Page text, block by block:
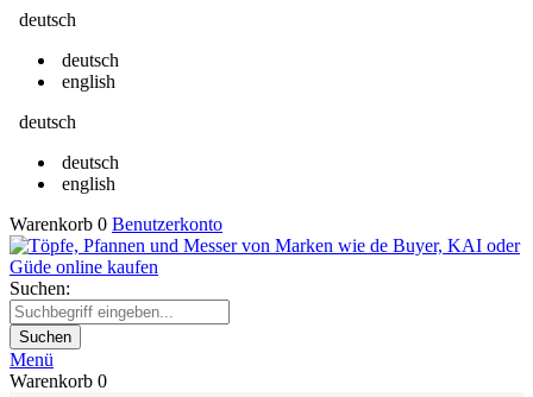
deutsch
deutsch
english
deutsch
deutsch
english
Warenkorb 0 Benutzerkonto
Suchen:
Suchen
Menü
Warenkorb 0